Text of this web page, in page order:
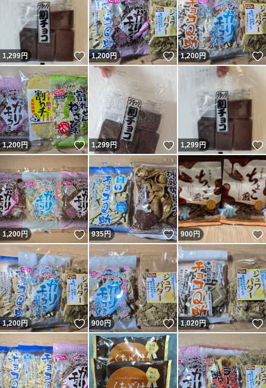
1,299円 いいね！
1,200円 いいね！
1,200円
1,200円 いいね！
1,299円 いいね！
1,299円
1,200円 いいね！
935円 いいね！
900円
1,200円 いいね！
900円 いいね！
1,020円